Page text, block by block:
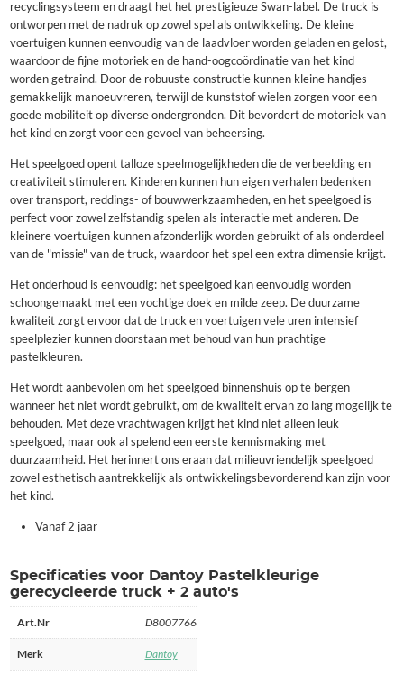
recyclingsysteem en draagt ​​het het prestigieuze Swan-label. De truck is
ontworpen met de nadruk op zowel spel als ontwikkeling. De kleine
voertuigen kunnen eenvoudig van de laadvloer worden geladen en gelost,
waardoor de fijne motoriek en de hand-oogcoördinatie van het kind
worden getraind. Door de robuuste constructie kunnen kleine handjes
gemakkelijk manoeuvreren, terwijl de kunststof wielen zorgen voor een
goede mobiliteit op diverse ondergronden. Dit bevordert de motoriek van
het kind en zorgt voor een gevoel van beheersing.
Het speelgoed opent talloze speelmogelijkheden die de verbeelding en
creativiteit stimuleren. Kinderen kunnen hun eigen verhalen bedenken
over transport, reddings- of bouwwerkzaamheden, en het speelgoed is
perfect voor zowel zelfstandig spelen als interactie met anderen. De
kleinere voertuigen kunnen afzonderlijk worden gebruikt of als onderdeel
van de "missie" van de truck, waardoor het spel een extra dimensie krijgt.
Het onderhoud is eenvoudig: het speelgoed kan eenvoudig worden
schoongemaakt met een vochtige doek en milde zeep. De duurzame
kwaliteit zorgt ervoor dat de truck en voertuigen vele uren intensief
speelplezier kunnen doorstaan ​​met behoud van hun prachtige
pastelkleuren.
Het wordt aanbevolen om het speelgoed binnenshuis op te bergen
wanneer het niet wordt gebruikt, om de kwaliteit ervan zo lang mogelijk te
behouden. Met deze vrachtwagen krijgt het kind niet alleen leuk
speelgoed, maar ook al spelend een eerste kennismaking met
duurzaamheid. Het herinnert ons eraan dat milieuvriendelijk speelgoed
zowel esthetisch aantrekkelijk als ontwikkelingsbevorderend kan zijn voor
het kind.
Vanaf 2 jaar
Specificaties voor Dantoy Pastelkleurige
gerecycleerde truck + 2 auto's
Art.Nr D8007766
Merk Dantoy